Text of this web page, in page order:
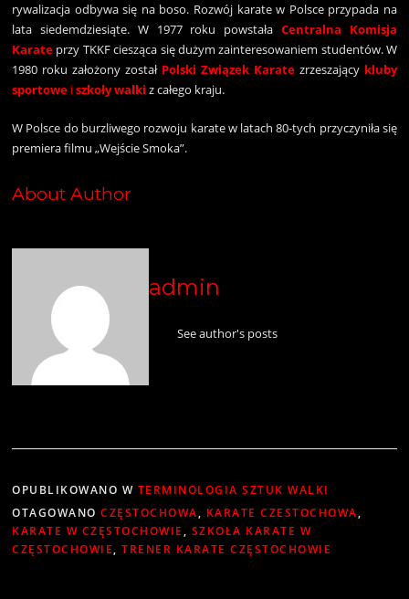
rywalizacja odbywa się na boso. Rozwój karate w Polsce przypada na
lata siedemdziesiąte. W 1977 roku powstałaCentralna Komisja
Karate przy TKKF ciesząca się dużym zainteresowaniem studentów. W
1980 roku założony został Polski Związek Karate zrzeszający kluby
sportowe iszkoły walki z całego kraju.
W Polsce do burzliwego rozwoju karate w latach 80-tych przyczyniła się
premiera filmu „Wejście Smoka”.
About Author
admin
See author's posts
OPUBLIKOWANO W TERMINOLOGIA SZTUK WALKI
OTAGOWANOCZĘSTOCHOWA, KARATE CZESTOCHOWA,
KARATE W CZĘSTOCHOWIE, SZKOŁA KARATE W
CZĘSTOCHOWIE,TRENER KARATE CZĘSTOCHOWIE